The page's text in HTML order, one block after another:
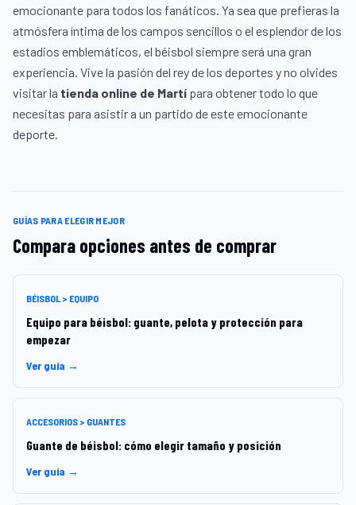
emocionante para todos los fanáticos. Ya sea que prefieras la
atmósfera íntima de los campos sencillos o el esplendor de los
estadios emblemáticos, el béisbol siempre será una gran
experiencia. Vive la pasión del rey de los deportes y no olvides
visitar la tienda online de Martí para obtener todo lo que
necesitas para asistir a un partido de este emocionante
deporte.
GUÍAS PARA ELEGIR MEJOR
Compara opciones antes de comprar
BÉISBOL > EQUIPO
Equipo para béisbol: guante, pelota y protección para
empezar
Ver guía →
ACCESORIOS > GUANTES
Guante de béisbol: cómo elegir tamaño y posición
Ver guía →